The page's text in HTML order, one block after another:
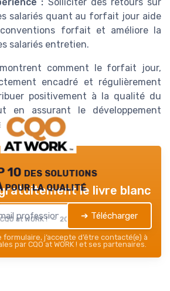
: Solliciter des retours sur
salariés quant au forfait jour aide
forfait et améliore la
salariés entretien.
comment le forfait jour,
encadré et régulièrement
positivement à la qualité du
en assurant le développement
10 des solutions
pour la qualité
CQO at WORK ! — 2026
le livre blanc
➔ Télécharger
j’accepte d’être contacté(e) à
par CQO at WORK ! et ses partenaires.